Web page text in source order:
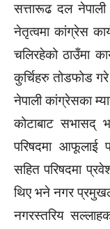
सत्तारूढ दल
नेतृत्वमा कांग्रेस
चलिरहेको ठाउँमा
कुर्चिहरु तोडफोड
नेपाली कांग्रेसका
कोटाबाट सभासद्
परिषदमा आफूलाई
सहित परिषदमा
थिए भने नगर
नगरस्तरिय